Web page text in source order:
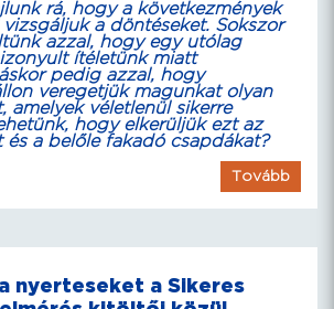
rá, hogy a következmények
a döntéseket. Sokszor
azzal, hogy egy utólag
ítéletünk miatt
pedig azzal, hogy
veregetjük magunkat olyan
amelyek véletlenül sikerre
hogy elkerüljük ezt az
és a belőle fakadó csapdákat?
Tovább
nyerteseket a Sikeres